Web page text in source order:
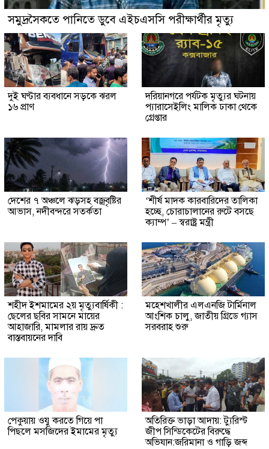
সমুদ্রসৈকতে পানিতে ডুবে এইচএসসি পরীক্ষার্থীর মৃত্যু
দুই ঘণ্টার ব্যবধানে সড়কে ঝরল
১৬ প্রাণ
দরিয়ানগরে পর্যটক মৃত্যুর ঘটনায়
প্যারাসেইলিং মালিক ঢাকা থেকে
গ্রেপ্তার
দেশের ৭ অঞ্চলে ঝড়সহ বজ্রবৃষ্টির
আভাস, নদীবন্দরে সতর্কতা
‘শীর্ষ মাদক কারবারিদের তালিকা
হচ্ছে, চোরাচালানের রুটে বসছে
ক্যাম্প’ – স্বরাষ্ট্র মন্ত্রী
শহীদ ইশমামের ২য় মৃত্যুবার্ষিকী :
ছেলের ছবির সামনে মায়ের
আহাজারি, মামলার রায় দ্রুত
বাস্তবায়নের দাবি
মহেশখালীর এলএনজি টার্মিনাল
আংশিক চালু, জাতীয় গ্রিডে গ্যাস
সরবরাহ শুরু
পেকুয়ায় ওযু করতে গিয়ে পা
পিছলে মসজিদের ইমামের মৃত্যু
অতিরিক্ত ভাড়া আদায়: ট্যুরিস্ট
জীপ সিন্ডিকেটের বিরুদ্ধে
অভিযান:জরিমানা ও গাড়ি জব্দ